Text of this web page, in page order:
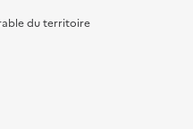
du territoire